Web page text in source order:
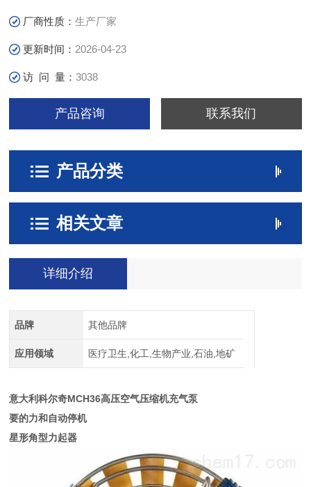
厂商性质：生产厂家
更新时间： 2026-04-23
访 问 量：3038
产品咨询 联系我们
产品分类
相关文章
详细介绍
品牌 其他品牌
应用领域 医疗卫生,化工,生物产业,石油,地矿
意大利科尔奇MCH36高压空气压缩机充气泵
要的力和自动停机
星形角型力起器